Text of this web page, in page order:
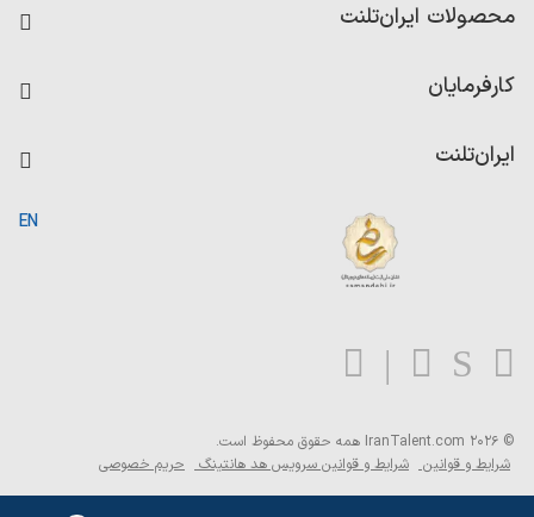
رزومه ساز
امتیاز شرکت‌ها
محصولات ایران‌تلنت
کاردیکس
کارفرمایان
ایران‌تلنت
بلاگ
EN
© 2026 IranTalent.com
همه حقوق محفوظ است.
شرایط و قوانین شرایط و قوانین سرویس هد هانتینگ حریم خصوصی